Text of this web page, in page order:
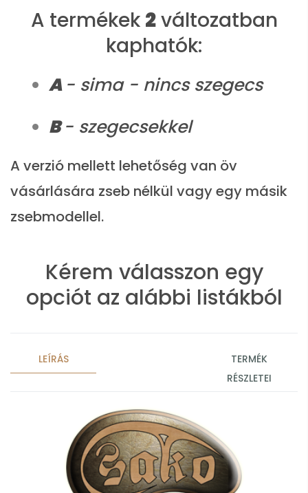
A termékek 2változatban
kaphatók:
A - sima - nincs szegecs
B- szegecsekkel
A verzió mellett lehetőség van öv
vásárlására zseb nélkül vagy egy másik
zsebmodellel.
Kérem válasszon egy
opciót az alábbi listákból
LEÍRÁS
TERMÉK
RÉSZLETEI